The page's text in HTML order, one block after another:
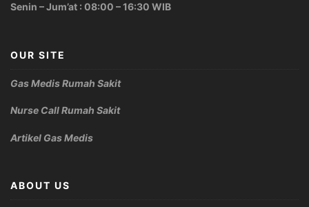
Senin – Jum’at : 08:00 – 16:30 WIB
OUR SITE
Gas Medis Rumah Sakit
Nurse Call Rumah Sakit
Artikel Gas Medis
ABOUT US